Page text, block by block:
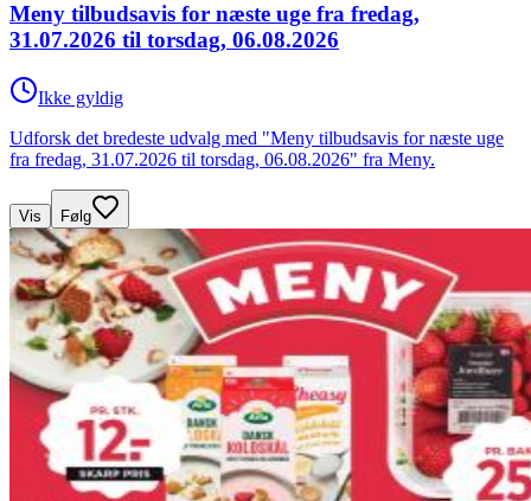
Meny tilbudsavis for næste uge fra fredag,
31.07.2026 til torsdag, 06.08.2026
Ikke gyldig
Udforsk det bredeste udvalg med "Meny tilbudsavis for næste uge
fra fredag, 31.07.2026 til torsdag, 06.08.2026" fra Meny.
Vis Følg